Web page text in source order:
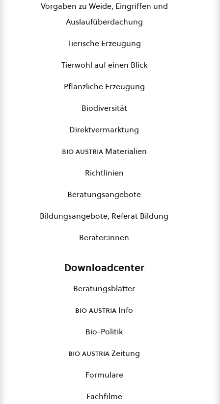
Vorgaben zu Weide, Eingriffen und
Auslaufüberdachung
Tierische Erzeugung
Tierwohl auf einen Blick
Pflanzliche Erzeugung
Biodiversität
Direktvermarktung
bio austriaMaterialien
Richtlinien
Beratungsangebote
Bildungsangebote, Referat Bildung
Berater:innen
Downloadcenter
Beratungsblätter
bio austria Info
Bio-Politik
bio austriaZeitung
Formulare
Fachfilme